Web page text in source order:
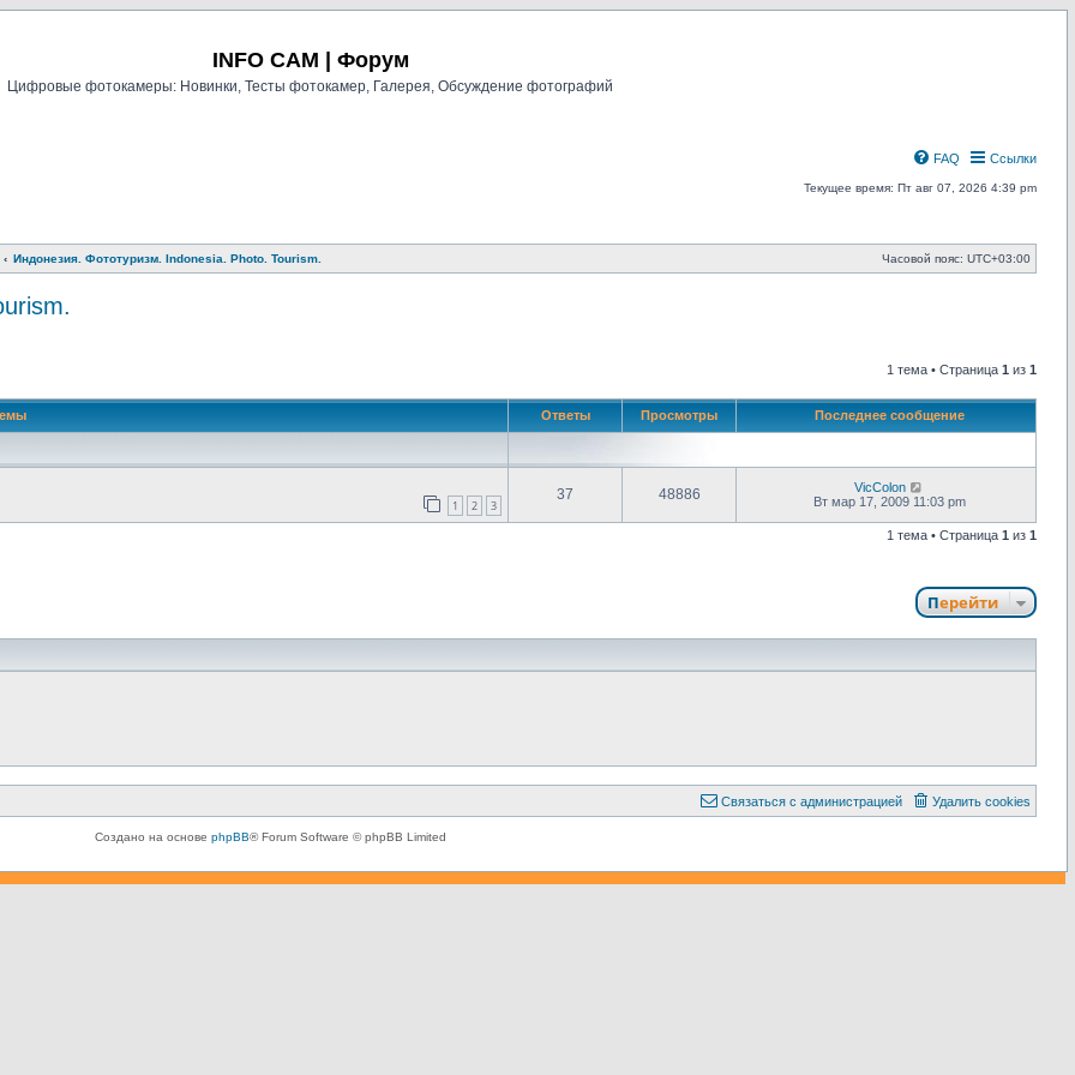
INFO CAM | Форум
Цифровые фотокамеры: Новинки, Тесты фотокамер, Галерея, Обсуждение фотографий
Ссылки
FAQ
Текущее время: Пт авг 07, 2026 4:39 pm
Индонезия. Фототуризм. Indonesia. Photo. Tourism. Часовой пояс: UTC+03:00
поиск 1 тема • Страница 1 из 1
Ответы Просмотры Последнее сообщение
1 2 3
37 48886
VicColon
Вт мар 17, 2009 11:03 pm
1 тема • Страница 1 из 1
Перейти
Удалить cookies
Связаться с администрацией
Создано на основе phpBB® Forum Software © phpBB Limited